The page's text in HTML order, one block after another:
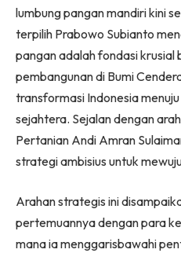
lumbung pangan mandiri kini
terpilih Prabowo Subianto
pangan adalah fondasi krusial
pembangunan di Bumi
transformasi Indonesia
sejahtera. Sejalan dengan
Pertanian Andi Amran
strategi ambisius untuk
Arahan strategis ini
pertemuannya dengan para
mana ia menggarisbawahi